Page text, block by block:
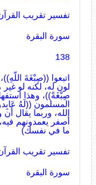
تفسير تقريب
سورة البقرة
138
اتبعوا ((صِبْغَةَ
لون له، لكنه لو
صِبْغَةً))، وهذا
المسلمون ((لَهُ
الله، وربما يقال
أصفر يعمدونهم
ما في نفسك)
تفسير تقريب
سورة البقرة